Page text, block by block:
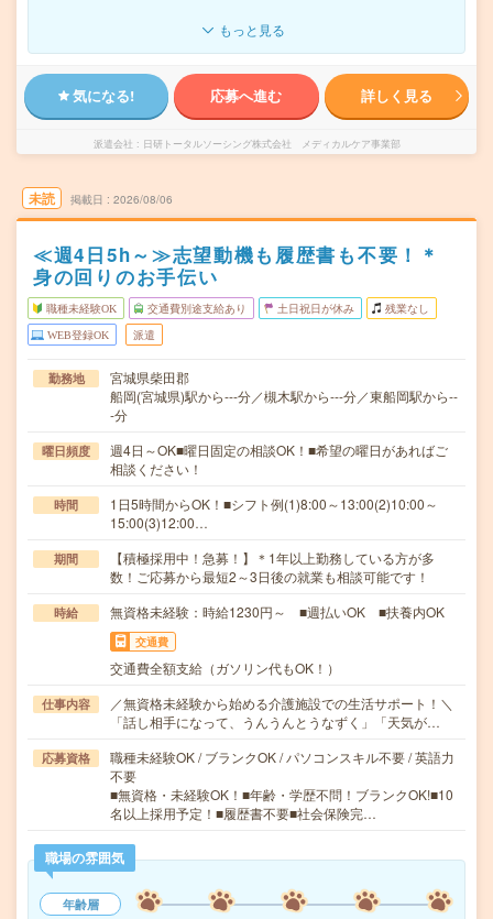
もっと見る
気になる! 応募へ進む 詳しく見る
派遣会社 日研トータルソーシング株式会社 メディカルケア事業部
未読 掲載日 2026/08/06
≪週4日5h～≫志望動機も履歴書も不要！＊
身の回りのお手伝い
職種未経験OK 交通費別途支給あり 土日祝日が休み 残業なし
WEB登録OK 派遣
勤務地
宮城県柴田郡
船岡(宮城県)駅から---分／槻木駅から---分／東船岡駅から--
-分
曜日頻度
週4日～OK■曜日固定の相談OK！■希望の曜日があればご
相談ください！
時間
1日5時間からOK！■シフト例(1)8:00～13:00(2)10:00～
15:00(3)12:00…
期間
【積極採用中！急募！】＊1年以上勤務している方が多
数！ご応募から最短2～3日後の就業も相談可能です！
時給 無資格未経験：時給1230円～ ■週払いOK ■扶養内OK
交通費
交通費全額支給（ガソリン代もOK！）
仕事内容
／無資格未経験から始める介護施設での生活サポート！＼
「話し相手になって、うんうんとうなずく」「天気が…
応募資格
職種未経験OK / ブランクOK / パソコンスキル不要 / 英語力
不要
■無資格・未経験OK！■年齢・学歴不問！ブランクOK!■10
名以上採用予定！■履歴書不要■社会保険完…
職場の雰囲気
年齢層